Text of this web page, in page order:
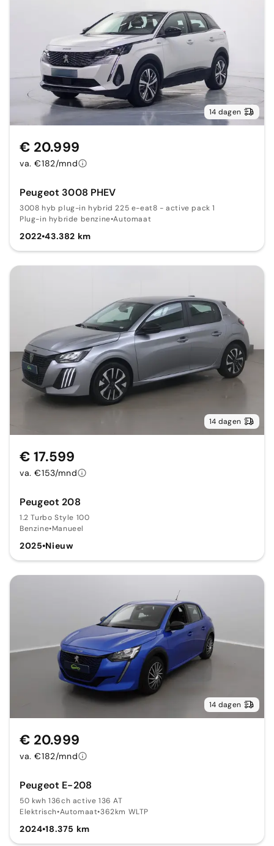
14 dagen
Peugeot 3008 PHEV
3008 hyb plug-in hybrid 225 e-eat8 - active pack 1
Plug-in hybride benzine•Automaat
2022•43.382 km
€ 20.999
va. €182/mnd
14 dagen
Peugeot 208
1.2 Turbo Style 100
Benzine•Manueel
2025•Nieuw
€ 17.599
va. €153/mnd
14 dagen
Peugeot E-208
50 kwh 136ch active 136 AT
Elektrisch•Automaat•362km WLTP
2024•18.375 km
€ 20.999
va. €182/mnd